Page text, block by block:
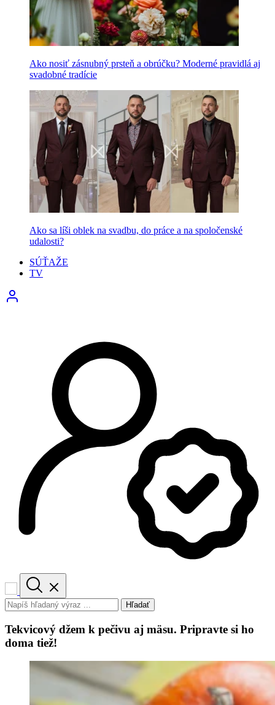
Ako nosiť zásnubný prsteň a obrúčku? Moderné pravidlá aj
svadobné tradície
Ako sa líši oblek na svadbu, do práce a na spoločenské
udalosti?
SÚŤAŽE
TV
Hľadať
Tekvicový džem k pečivu aj mäsu. Pripravte si ho
doma tiež!